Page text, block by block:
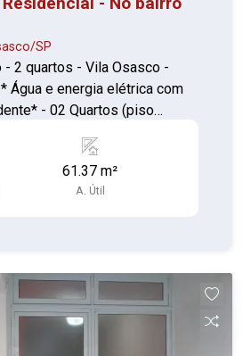
SP
- 2 quartos - Vila Osasco -
(piso
- Banheiro (piso
serviço coberta com quintal
de garagem Excelente
padarias, farmácias,
transporte público e às
oferecendo praticidade
o dia a dia.
61.37 m²
A. Útil